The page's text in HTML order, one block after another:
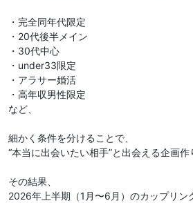
・完全同年代限定
・20代後半メイン
・30代中心
・under33限定
・アラサー婚活
・高年収男性限定
など、
細かく条件を分けることで、
“本当に出会いたい相手”と出会える企画作
その結果、
2026年上半期（1月〜6月）のカップリン